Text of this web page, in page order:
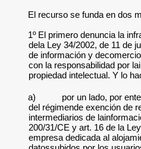
El recurso se funda en dos
1º El primero denuncia la
dela Ley 34/2002, de 11 de
de información y
con la responsabilidad por
propiedad intelectual. Y lo
a)
por un lado, por
del régimende exención de
intermediarios de
200/31/CE y art. 16 de la
empresa dedicada al